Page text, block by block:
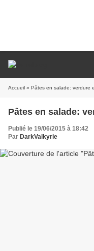
Accueil » Pâtes en salade: verdure
Pâtes en salade:
Publié le 19/06/2015 à 18:42
Par DarkValkyrie